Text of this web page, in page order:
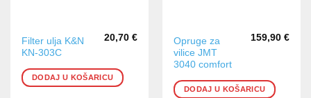
Filter ulja K&N
KN-303C
20,70 €
DODAJ U KOŠARICU
Opruge za
vilice JMT
3040 comfort
159,90 €
DODAJ U KOŠARICU